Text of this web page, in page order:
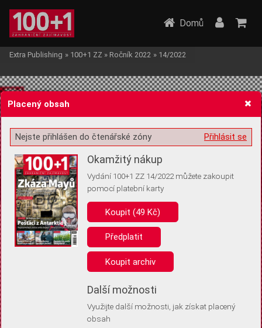
Žádost o souhlas s ukládáním volitelných informací
Pro základní fungování webu nepotřebujeme ukládat žádné informace
(tzv. cookies apod.). Rádi bychom vás ale požádali o souhlas s
uložením volitelných informací:
Anonymní unikátní ID
Díky němu příště poznáme, že se jedná o stejné zařízení, a
Identifikátor je zcela anonymní.
Vaše souhlasy a odmítnutí si ukládáme do vašeho zařízení, abychom se
vás už příště znovu neptali. Můžete je kdykoli později upravit ve Správě
Domů
Extra Publishing » 100+1 ZZ » Ročník 2022 » 14/2022
Placený obsah
Přihlásit se
Nejste přihlášen do čtenářské zóny
Okamžitý nákup
Vydání 100+1 ZZ 14/2022 můžete zakoupit
pomocí platební karty
Koupit (49 Kč)
Předplatit
Koupit archiv
Další možnosti
Využijte další možnosti, jak získat placený
obsah